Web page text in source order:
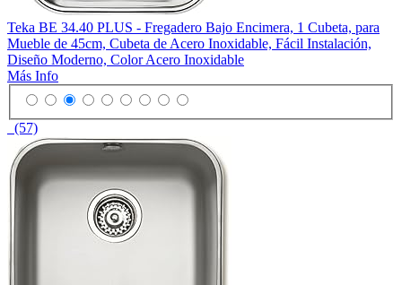
Teka BE 34.40 PLUS - Fregadero Bajo Encimera, 1 Cubeta, para
Mueble de 45cm, Cubeta de Acero Inoxidable, Fácil Instalación,
Diseño Moderno, Color Acero Inoxidable
Más Info
(57)